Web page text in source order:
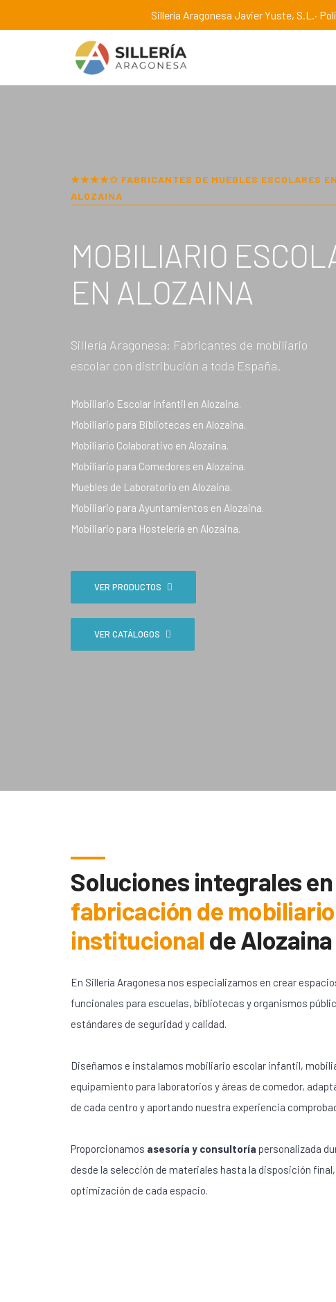
Sillería Aragonesa Javier Yuste, S.L.·
★★★★✩ FABRICANTES DE MUEBLES ESCOLARES EN
ALOZAINA
MOBILIARIO
EN ALOZAINA
Sillería Aragonesa: Fabricantes de mobiliario
escolar con distribución a toda España.
Mobiliario Escolar Infantil en Alozaina.
Mobiliario para Bibliotecas en Alozaina.
Mobiliario Colaborativo en Alozaina.
Mobiliario para Comedores en Alozaina.
Muebles de Laboratorio en Alozaina.
Mobiliario para Ayuntamientos en Alozaina.
Mobiliario para Hostelería en Alozaina.
VER PRODUCTOS
VER CATÁLOGOS
Soluciones integrales en
fabricación de
institucionalde
En Sillería Aragonesa nos especializamos en crear
funcionales para escuelas, bibliotecas y organismos
estándares de seguridad y calidad.
Diseñamos e instalamos mobiliario escolar infantil,
equipamiento para laboratorios y áreas de comedor,
de cada centro y aportando nuestra experiencia
Proporcionamos asesoría y consultoría personalizada
desde la selección de materiales hasta la disposición
optimización de cada espacio.